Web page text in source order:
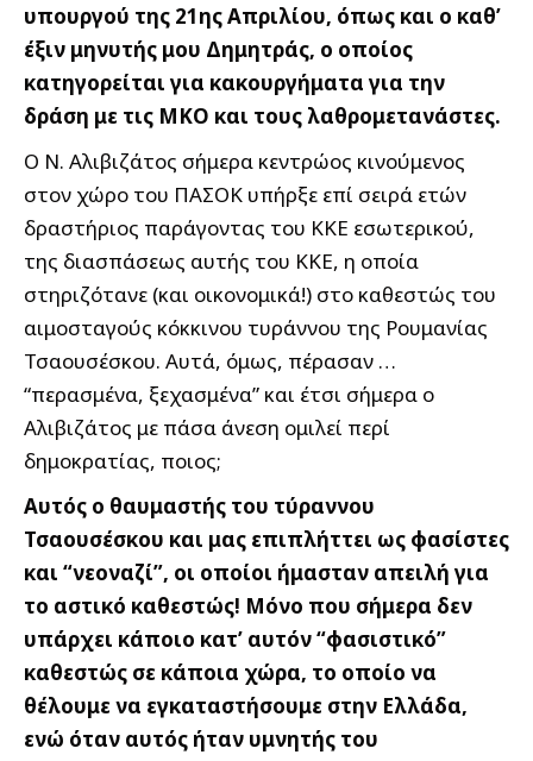
υπουργού της 21ης Απριλίου, όπως και ο καθ’
έξιν μηνυτής μου Δημητράς, ο οποίος
κατηγορείται για κακουργήματα για την
δράση με τις ΜΚΟ και τους λαθρομετανάστες.
Ο Ν. Αλιβιζάτος σήμερα κεντρώος κινούμενος
στον χώρο του ΠΑΣΟΚ υπήρξε επί σειρά ετών
δραστήριος παράγοντας του ΚΚΕ εσωτερικού,
της διασπάσεως αυτής του ΚΚΕ, η οποία
στηριζότανε (και οικονομικά!) στο καθεστώς του
αιμοσταγούς κόκκινου τυράννου της Ρουμανίας
Τσαουσέσκου. Αυτά, όμως, πέρασαν …
“περασμένα, ξεχασμένα” και έτσι σήμερα ο
Αλιβιζάτος με πάσα άνεση ομιλεί περί
δημοκρατίας, ποιος;
Αυτός ο θαυμαστής του τύραννου
Τσαουσέσκου και μας επιπλήττει ως φασίστες
και “νεοναζί”, οι οποίοι ήμασταν απειλή για
το αστικό καθεστώς! Μόνο που σήμερα δεν
υπάρχει κάποιο κατ’ αυτόν “φασιστικό”
καθεστώς σε κάποια χώρα, το οποίο να
θέλουμε να εγκαταστήσουμε στην Ελλάδα,
ενώ όταν αυτός ήταν υμνητής του